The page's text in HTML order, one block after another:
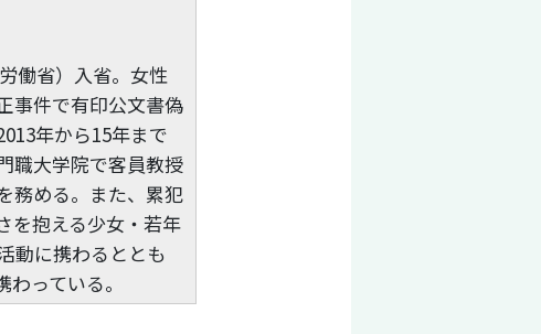
働省）入省。女性
事件で有印公文書偽
年から15年まで
職大学院で客員教授
務める。また、累犯
を抱える少女・若年
動に携わるととも
っている。